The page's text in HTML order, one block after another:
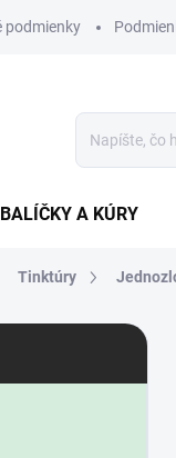
podmienky
BALÍČKY A KÚRY
Tinktúry